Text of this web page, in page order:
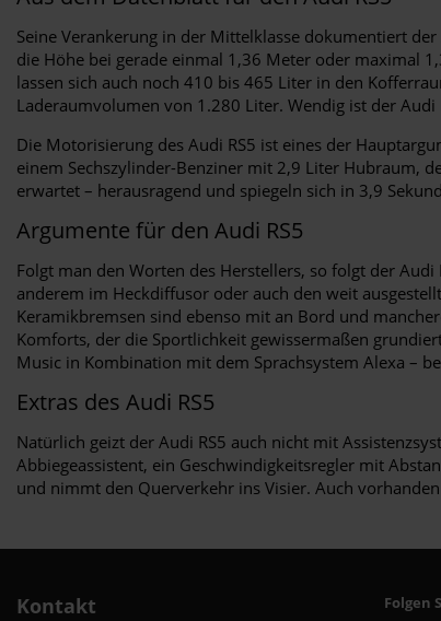
Seine Verankerung in der Mittelklasse dokumentiert
die Höhe bei gerade einmal 1,36 Meter oder maximal
lassen sich auch noch 410 bis 465 Liter in den
Laderaumvolumen von 1.280 Liter. Wendig ist der
Die Motorisierung des Audi RS5 ist eines der
einem Sechszylinder-Benziner mit 2,9 Liter Hubraum,
erwartet – herausragend und spiegeln sich in 3,9
Argumente für den Audi RS5
Folgt man den Worten des Herstellers, so folgt der
anderem im Heckdiffusor oder auch den weit
Keramikbremsen sind ebenso mit an Bord und
Komforts, der die Sportlichkeit gewissermaßen
Music in Kombination mit dem Sprachsystem Alexa –
Extras des Audi RS5
Natürlich geizt der Audi RS5 auch nicht mit
Abbiegeassistent, ein Geschwindigkeitsregler mit
und nimmt den Querverkehr ins Visier. Auch
Kontakt
Folgen